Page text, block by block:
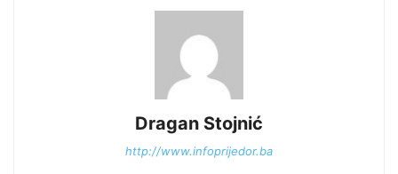
Dragan Stojnić
http://www.infoprijedor.ba